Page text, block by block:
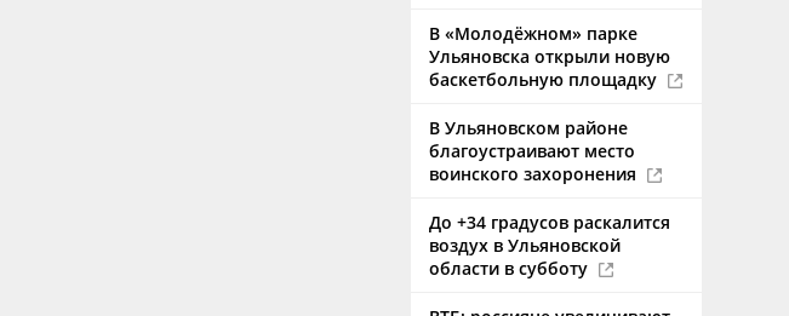
В «Молодёжном» парке
Ульяновска открыли новую
баскетбольную площадку
В Ульяновском районе
благоустраивают место
воинского захоронения
До +34 градусов раскалится
воздух в Ульяновской
области в субботу